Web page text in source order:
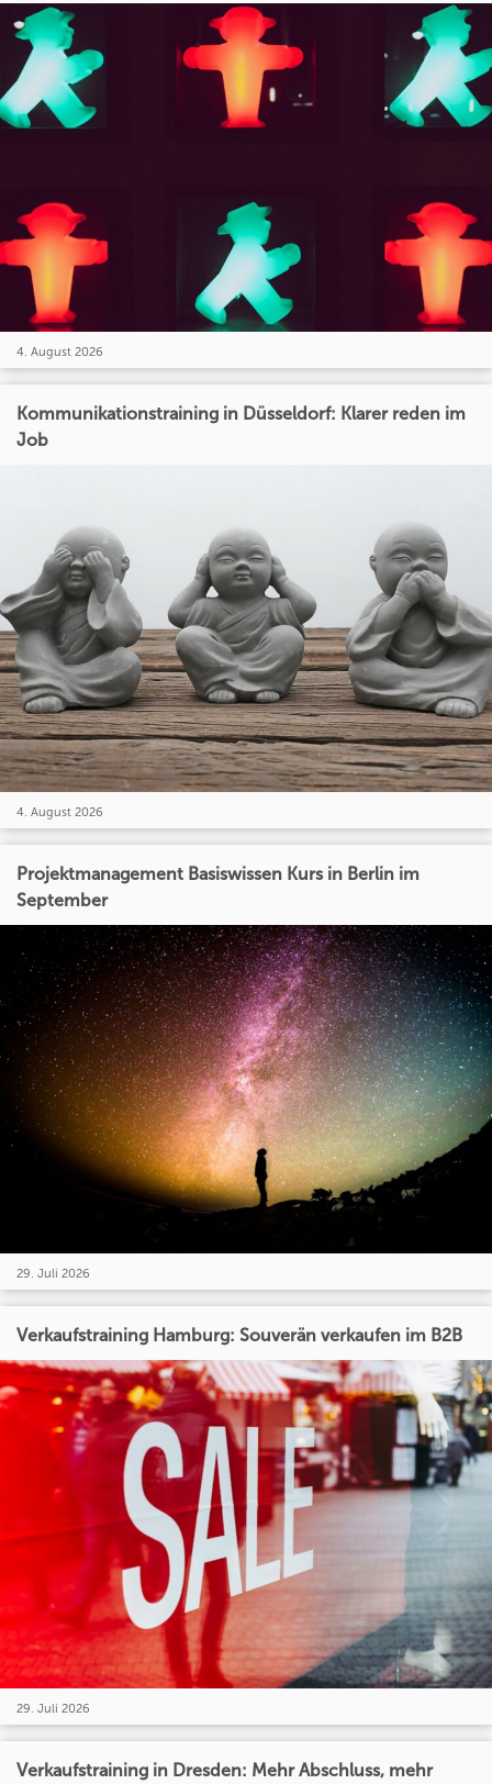
4. August 2026
Kommunikationstraining in Düsseldorf: Klarer reden im
Job
4. August 2026
Projektmanagement Basiswissen Kurs in Berlin im
September
29. Juli 2026
Verkaufstraining Hamburg: Souverän verkaufen im B2B
29. Juli 2026
Verkaufstraining in Dresden: Mehr Abschluss, mehr